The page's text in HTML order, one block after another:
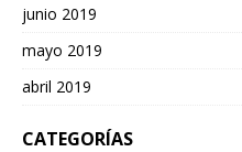
junio 2019
mayo 2019
abril 2019
CATEGORÍAS